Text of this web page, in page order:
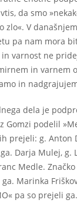
da smo
zlo«. V današnjem
pa nam mora
varnost ne
in varnem
in
dela je
Gomzi podelil
prejeli: g. Anton
Darja Mulej, g.
Medle. Značko
Marinka
pa so prejeli